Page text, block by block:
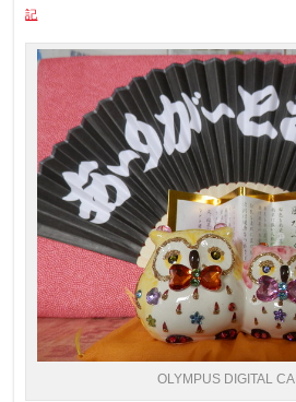
記
OLYMPUS DIGITAL